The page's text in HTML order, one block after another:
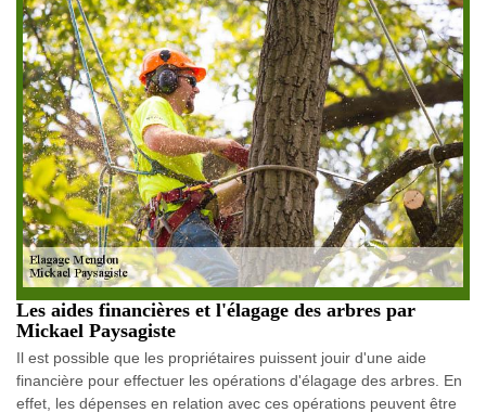
Les aides financières et l'élagage des arbres par
Mickael Paysagiste
Il est possible que les propriétaires puissent jouir d'une aide
financière pour effectuer les opérations d'élagage des arbres. En
effet, les dépenses en relation avec ces opérations peuvent être